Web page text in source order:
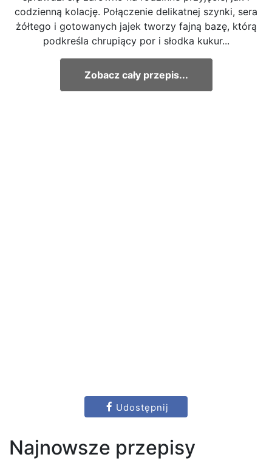
codzienną kolację. Połączenie delikatnej szynki, sera
żółtego i gotowanych jajek tworzy fajną bazę, którą
podkreśla chrupiący por i słodka kukur...
Zobacz cały przepis...
Udostępnij
Najnowsze przepisy